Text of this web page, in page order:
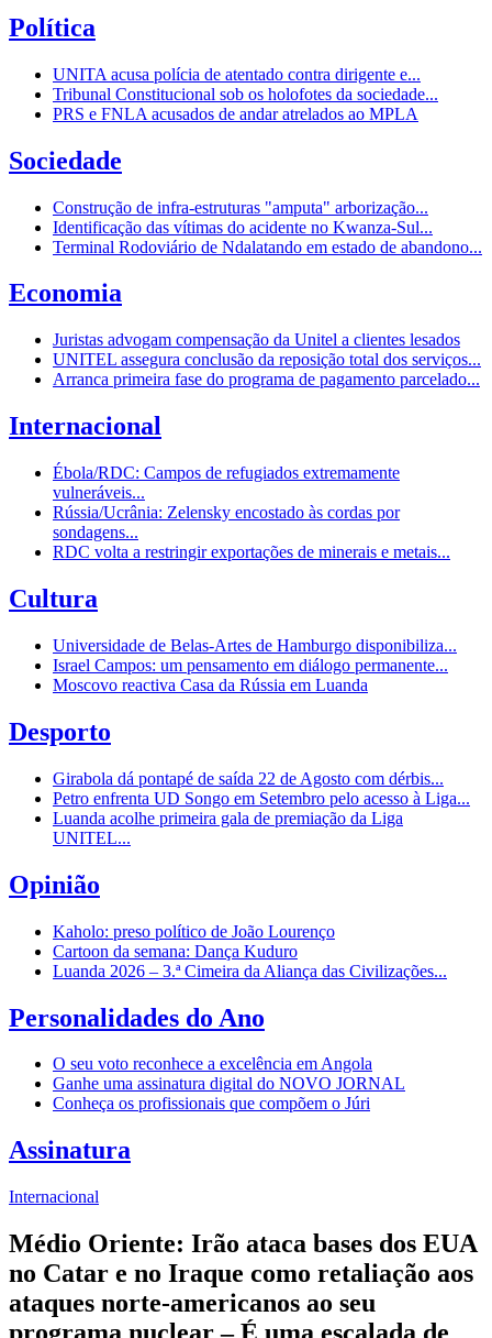
Política
UNITA acusa polícia de atentado contra dirigente e...
Tribunal Constitucional sob os holofotes da sociedade...
PRS e FNLA acusados de andar atrelados ao MPLA
Sociedade
Construção de infra-estruturas "amputa" arborização...
Identificação das vítimas do acidente no Kwanza-Sul...
Terminal Rodoviário de Ndalatando em estado de abandono...
Economia
Juristas advogam compensação da Unitel a clientes lesados
UNITEL assegura conclusão da reposição total dos serviços...
Arranca primeira fase do programa de pagamento parcelado...
Internacional
Ébola/RDC: Campos de refugiados extremamente
vulneráveis...
Rússia/Ucrânia: Zelensky encostado às cordas por
sondagens...
RDC volta a restringir exportações de minerais e metais...
Cultura
Universidade de Belas-Artes de Hamburgo disponibiliza...
Israel Campos: um pensamento em diálogo permanente...
Moscovo reactiva Casa da Rússia em Luanda
Desporto
Girabola dá pontapé de saída 22 de Agosto com dérbis...
Petro enfrenta UD Songo em Setembro pelo acesso à Liga...
Luanda acolhe primeira gala de premiação da Liga
UNITEL...
Opinião
Kaholo: preso político de João Lourenço
Cartoon da semana: Dança Kuduro
Luanda 2026 – 3.ª Cimeira da Aliança das Civilizações...
Personalidades do Ano
O seu voto reconhece a excelência em Angola
Ganhe uma assinatura digital do NOVO JORNAL
Conheça os profissionais que compõem o Júri
Assinatura
Internacional
Médio Oriente: Irão ataca bases dos EUA
no Catar e no Iraque como retaliação aos
ataques norte-americanos ao seu